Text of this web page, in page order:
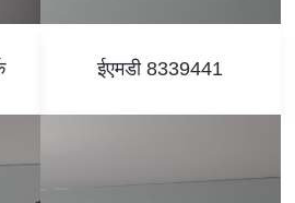
ईएमडी 8339441